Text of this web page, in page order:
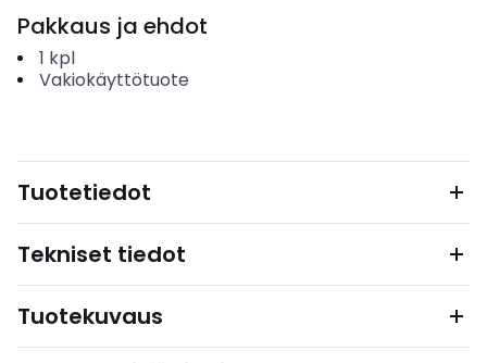
Pakkaus ja ehdot
1 kpl
Vakiokäyttötuote
Tuotetiedot
Tekniset tiedot
Tuotekuvaus